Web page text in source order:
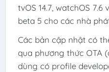
tvOS 14.7, watchOS 7.6
beta 5 cho các nhà
Các bản cập nhật có
qua phương thức OTA
dùng có profile